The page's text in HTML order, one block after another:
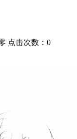
点击次数： 0